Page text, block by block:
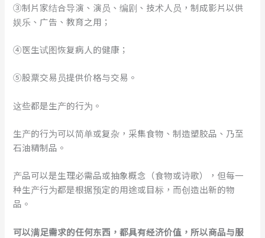
③制片家结合导演、演员、编剧、技术人员，制成影片以供
娱乐、广告、教育之用；
④医生试图恢复病人的健康；
⑤股票交易员提供价格与交易。
这些都是生产的行为。
生产的行为可以简单或复杂，采集食物、制造塑胶品、乃至
石油精制品。
产品可以是生理必需品或抽象概念（食物或诗歌），但每一
种生产行为都是根据预定的用途或目标，而创造出新的物
品。
可以满足需求的任何东西，都具有经济价值，所以商品与服